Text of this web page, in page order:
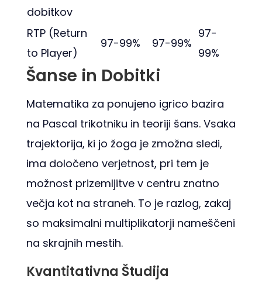
dobitkov
RTP (Return
to Player)
97-99% 97-99%
97-
99%
Šanse in Dobitki
Matematika za ponujeno igrico bazira
na Pascal trikotniku in teoriji šans. Vsaka
trajektorija, ki jo žoga je zmožna sledi,
ima določeno verjetnost, pri tem je
možnost prizemljitve v centru znatno
večja kot na straneh. To je razlog, zakaj
so maksimalni multiplikatorji nameščeni
na skrajnih mestih.
Kvantitativna Študija